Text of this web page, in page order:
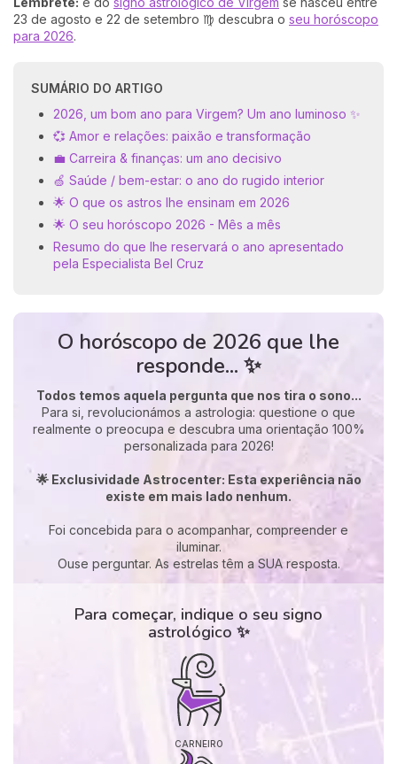
23 de agosto e 22 de setembro ♍ descubra o seu horóscopo
para 2026.
SUMÁRIO DO ARTIGO
2026, um bom ano para Virgem? Um ano luminoso ✨
💞 Amor e relações: paixão e transformação
💼 Carreira & finanças: um ano decisivo
🍏 Saúde / bem-estar: o ano do rugido interior
🌟 O que os astros lhe ensinam em 2026
🌟 O seu horóscopo 2026 - Mês a mês
Resumo do que lhe reservará o ano apresentado
pela Especialista Bel Cruz
O horóscopo de 2026 que lhe
responde... ✨
Todos temos aquela pergunta que nos tira o sono...
Para si, revolucionámos a astrologia: questione o que
realmente o preocupa e descubra uma orientação 100%
personalizada para 2026!
🌟 Exclusividade Astrocenter: Esta experiência não
existe em mais lado nenhum.
Foi concebida para o acompanhar, compreender e
iluminar.
Ouse perguntar. As estrelas têm a SUA resposta.
Para começar, indique o seu signo
astrológico ✨
CARNEIRO